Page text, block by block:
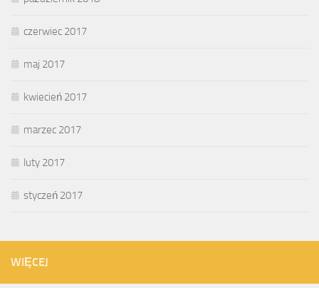
czerwiec 2017
maj 2017
kwiecień 2017
marzec 2017
luty 2017
styczeń 2017
WIĘCEJ